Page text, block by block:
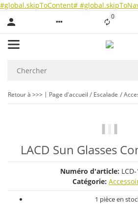
#global.skipToContent#
0Liste ist
Retour à >>> Page d'accueil Escalade
LACD Sun Glasses
Numéro d'article:
Catégorie:
1 pièce en